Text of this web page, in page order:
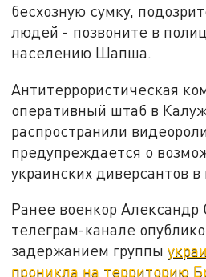
бесхозную сумку,
людей - позвоните в
населению Шапша.
Антитеррористическая
оперативный штаб в
распространили
предупреждается о
украинских диверсантов в
Ранее военкор Александр
телеграм-канале
задержанием группы
проникла на территорию